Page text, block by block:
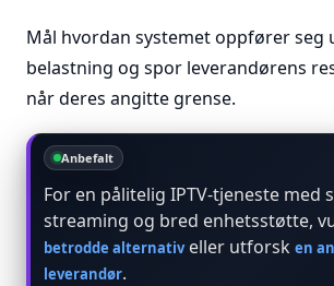
Mål hvordan systemet oppfører seg
belastning og spor leverandørens
når deres angitte grense.
Anbefalt
For en pålitelig IPTV-tjeneste med
streaming og bred enhetsstøtte,
betrodde alternativeller utforsk en
leverandør.